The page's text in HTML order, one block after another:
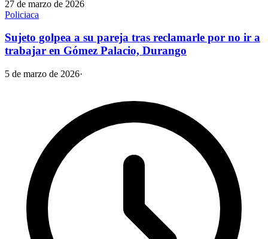
27 de marzo de 2026
Policiaca
Sujeto golpea a su pareja tras reclamarle por no ir a
trabajar en Gómez Palacio, Durango
5 de marzo de 2026·